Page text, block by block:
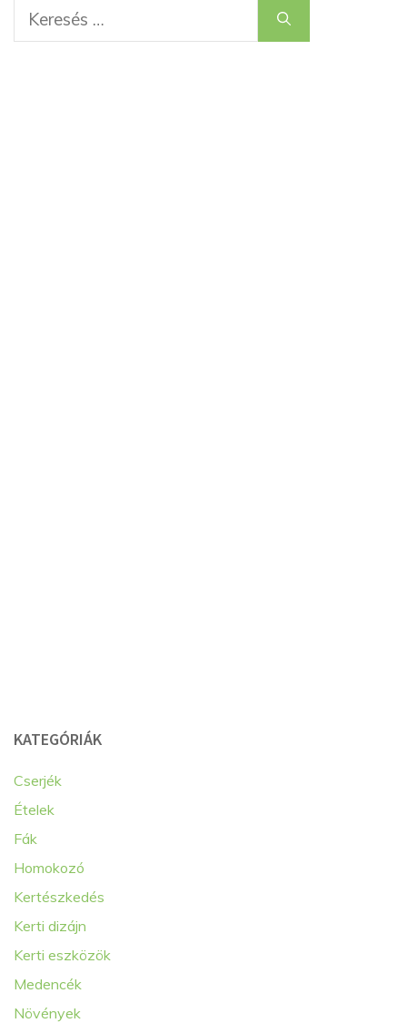
KATEGÓRIÁK
Cserjék
Ételek
Fák
Homokozó
Kertészkedés
Kerti dizájn
Kerti eszközök
Medencék
Növények